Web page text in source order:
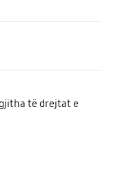
të drejtat e